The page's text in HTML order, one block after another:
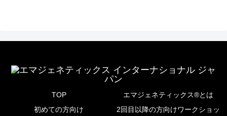
TOP
エマジェネティックス®とは
初めての方向け
2回目以降の方向けワークショッ